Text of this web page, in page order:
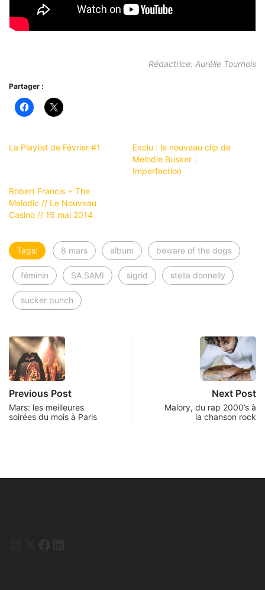
Rédactrice: Aurélie Tournois
Partager :
La Playlist de Février #1
Exclu : le nouveau clip de
Melodie Busker :
Imperfection
Robert Francis + The
Melodic // Le Nouveau
Casino // 15 mai 2014
Tags: 8 mars album beware of the dogs
féminin SA SAMI sigrid stella donnelly
sucker punch
Previous Post
Mars: les meilleures
soirées du mois à Paris
Next Post
Malory, du rap 2000’s à
la chanson rock